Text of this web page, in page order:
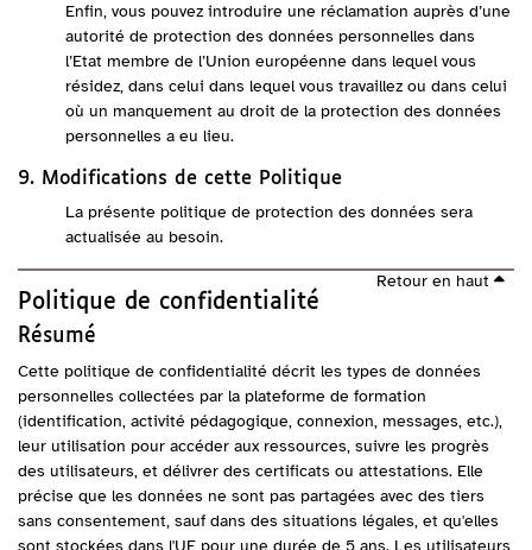
Enfin, vous pouvez introduire une réclamation auprès d’une
autorité de protection des données personnelles dans
l’Etat membre de l’Union européenne dans lequel vous
résidez, dans celui dans lequel vous travaillez ou dans celui
où un manquement au droit de la protection des données
personnelles a eu lieu.
9. Modifications de cette Politique
La présente politique de protection des données sera
actualisée au besoin.
Retour en haut
Politique de confidentialité
Résumé
Cette politique de confidentialité décrit les types de données
personnelles collectées par la plateforme de formation
(identification, activité pédagogique, connexion, messages, etc.),
leur utilisation pour accéder aux ressources, suivre les progrès
des utilisateurs, et délivrer des certificats ou attestations. Elle
précise que les données ne sont pas partagées avec des tiers
sans consentement, sauf dans des situations légales, et qu'elles
sont stockées dans l'UE pour une durée de 5 ans. Les utilisateurs